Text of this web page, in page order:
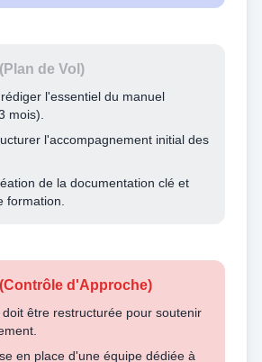
de Vol)
l'essentiel du manuel
mois).
l'accompagnement initial des
de la documentation clé et
formation.
d'Approche)
être restructurée pour soutenir
en place d'une équipe dédiée à